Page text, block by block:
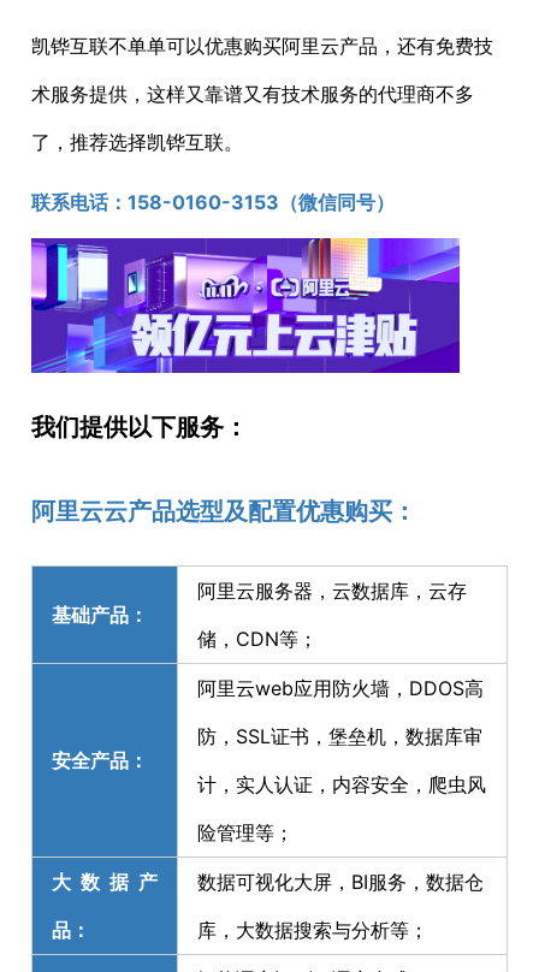
凯铧互联不单单可以优惠购买阿里云产品，还有免费技
术服务提供，这样又靠谱又有技术服务的代理商不多
了，推荐选择凯铧互联。
联系电话：158-0160-3153 （微信同号）
我们提供以下服务：
阿里云云产品选型及配置优惠购买：
基础产品：
阿里云服务器，云数据库，云存
储，CDN等；
安全产品：
阿里云web应用防火墙，DDOS高
防，SSL证书，堡垒机，数据库审
计，实人认证，内容安全，爬虫风
险管理等；
大数据产
品：
数据可视化大屏，BI服务，数据仓
库，大数据搜索与分析等；